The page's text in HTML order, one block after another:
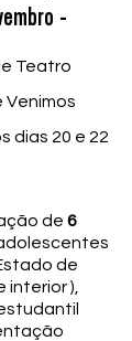
-
Teatro
dias 20 e 22
de 6
de
interior ),